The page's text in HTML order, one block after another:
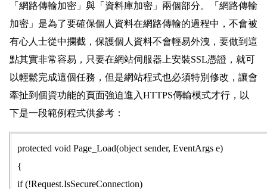
「網路傳輸加密」與「資料庫加密」兩個部分。「網路傳輸
加密」是為了要確保個人資料在網路傳輸的過程中，不會被
有心人士從中攔截，保護個人資料不會輕易外洩，要做到這
點其實非常容易，只要在網站伺服器上安裝SSL憑證，就可
以輕鬆完成這個任務，但是網站程式也必須特別修改，讓會
牽扯到個資功能的頁面強迫進入HTTPS傳輸模式才行，以
下是一段範例程式供參考：
protected void Page_Load(object sender, EventArgs e)
{
if (!Request.IsSecureConnection)